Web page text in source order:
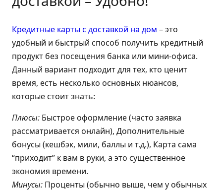
Кредитные карты с доставкой на дом – это
удобный и быстрый способ получить кредитный
продукт без посещения банка или мини-офиса.
Данный вариант подходит для тех, кто ценит
время, есть несколько основных нюансов,
которые стоит знать:
Плюсы: Быстрое оформление (часто заявка
рассматривается онлайн), Дополнительные
бонусы (кешбэк, мили, баллы и т.д.), Карта сама
“приходит” к вам в руки, а это существенное
экономия времени.
Минусы: Проценты (обычно выше, чем у обычных